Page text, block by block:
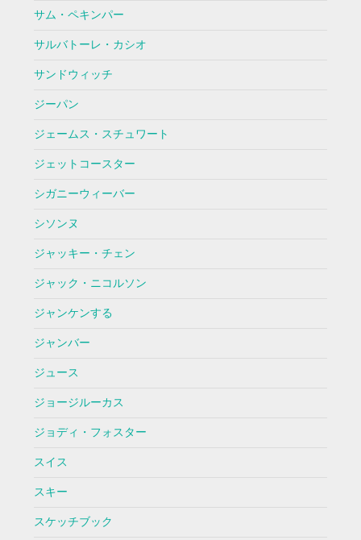
サム・ペキンパー
サルバトーレ・カシオ
サンドウィッチ
ジーパン
ジェームス・スチュワート
ジェットコースター
シガニーウィーバー
シソンヌ
ジャッキー・チェン
ジャック・ニコルソン
ジャンケンする
ジャンバー
ジュース
ジョージルーカス
ジョディ・フォスター
スイス
スキー
スケッチブック